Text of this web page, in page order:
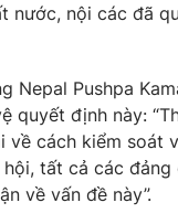
nước, nội các đã
Nepal Pushpa
quyết định này:
về cách kiểm soát
tất cả các đảng
về vấn đề này”.